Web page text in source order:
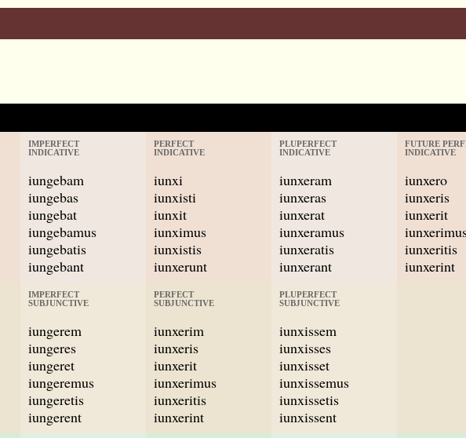
IMPERFECT
INDICATIVE
iungebam
iungebas
iungebat
iungebamus
iungebatis
iungebant
PERFECT
INDICATIVE
iunxi
iunxisti
iunxit
iunximus
iunxistis
iunxerunt
PLUPERFECT
INDICATIVE
iunxeram
iunxeras
iunxerat
iunxeramus
iunxeratis
iunxerant
FUTURE
INDICATIVE
iunxero
iunxeris
iunxerit
iunxeritis
iunxerint
IMPERFECT
SUBJUNCTIVE
iungerem
iungeres
iungeret
iungeremus
iungeretis
iungerent
PERFECT
SUBJUNCTIVE
iunxerim
iunxeris
iunxerit
iunxerimus
iunxeritis
iunxerint
PLUPERFECT
SUBJUNCTIVE
iunxissem
iunxisses
iunxisset
iunxissemus
iunxissetis
iunxissent